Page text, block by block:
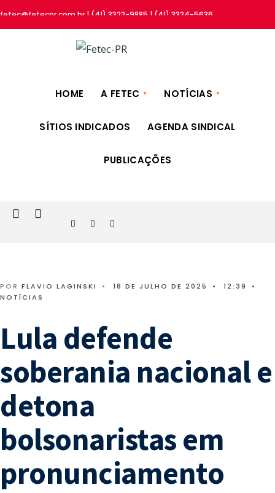
fetec@fetecpr.com.br | (41) 3322-9885 | (41) 3324-5636
HOME A FETEC NOTÍCIAS
SÍTIOS INDICADOS AGENDA SINDICAL
PUBLICAÇÕES
POR FLAVIO LAGINSKI • 18 DE JULHO DE 2025 • 12:39
•
NOTÍCIAS
Lula defende
soberania nacional e
detona
bolsonaristas em
pronunciamento